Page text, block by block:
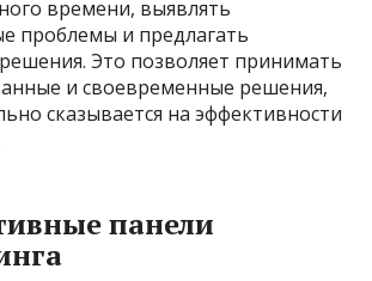
времени, выявлять
проблемы и предлагать
Это позволяет принимать
и своевременные решения,
сказывается на эффективности
панели